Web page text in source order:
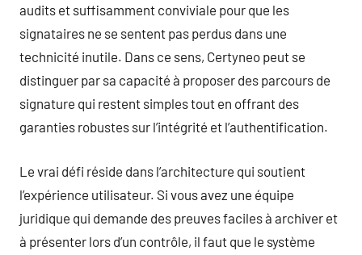
audits et suffisamment conviviale pour que les
signataires ne se sentent pas perdus dans une
technicité inutile. Dans ce sens, Certyneo peut se
distinguer par sa capacité à proposer des parcours de
signature qui restent simples tout en offrant des
garanties robustes sur l’intégrité et l’authentification.
Le vrai défi réside dans l’architecture qui soutient
l’expérience utilisateur. Si vous avez une équipe
juridique qui demande des preuves faciles à archiver et
à présenter lors d’un contrôle, il faut que le système